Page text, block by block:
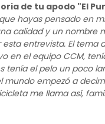
de tu apodo "El
hayas pensado en
calidad y un nombre
entrevista. El tema
en el equipo CCM,
el pelo un poco
mundo empezó a
me llama así,